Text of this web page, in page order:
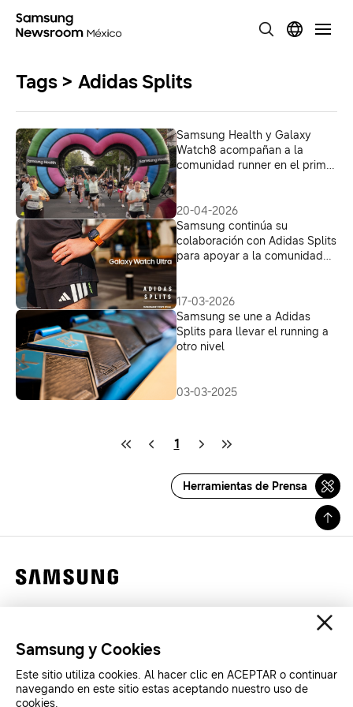
Tags > Adidas Splits
Samsung Health y Galaxy
Watch8 acompañan a la
comunidad runner en el primer
20-04-2026
Samsung continúa su
colaboración con Adidas Splits
para apoyar a la comunidad
17-03-2026
Samsung se une a Adidas
Splits para llevar el running a
otro nivel
03-03-2025
1
Herramientas de Prensa
Legales
SAMSUNG.COM
Samsung y Cookies
Este sitio utiliza cookies. Al hacer clic en ACEPTAR o continuar
navegando en este sitio estas aceptando nuestro uso de
cookies.